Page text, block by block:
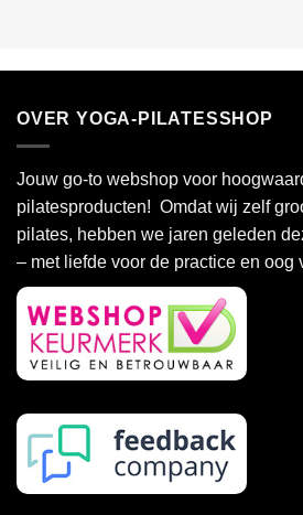
OVER YOGA-PILATESSHOP
Jouw go-to webshop voor
pilatesproducten! Omdat wij zelf
pilates, hebben we jaren geleden
– met liefde voor de practice en oog